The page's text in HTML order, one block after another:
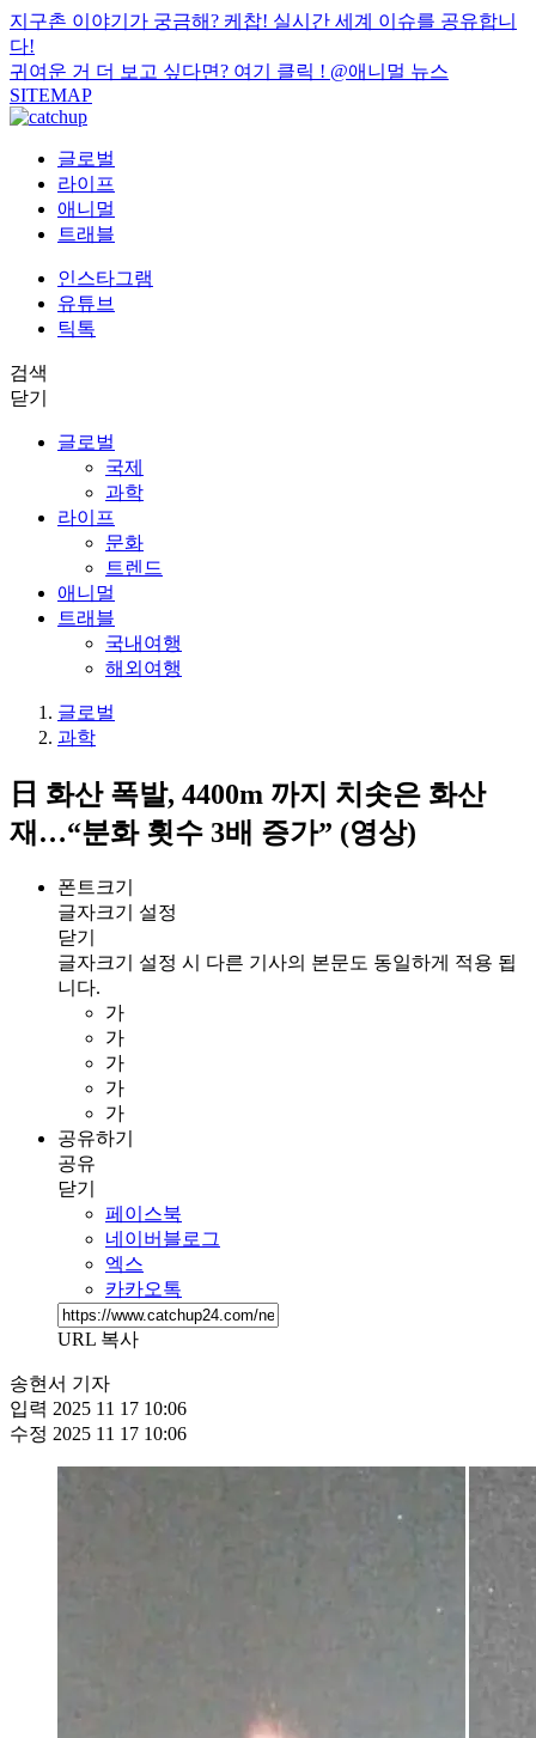
지구촌 이야기가 궁금해? 케찹! 실시간 세계 이슈를 공유합니
다!
귀여운 거 더 보고 싶다면? 여기 클릭 ! @애니멀 뉴스
SITEMAP
글로벌
라이프
애니멀
트래블
인스타그램
유튜브
틱톡
검색
닫기
글로벌
국제
과학
라이프
문화
트렌드
애니멀
트래블
국내여행
해외여행
글로벌
과학
日 화산 폭발, 4400m 까지 치솟은 화산
재…“분화 횟수 3배 증가” (영상)
폰트크기
글자크기 설정
닫기
글자크기 설정 시 다른 기사의 본문도 동일하게 적용 됩
니다.
가
가
가
가
가
공유하기
공유
닫기
페이스북
네이버블로그
엑스
카카오톡
URL 복사
송현서 기자
입력 2025 11 17 10:06
수정 2025 11 17 10:06